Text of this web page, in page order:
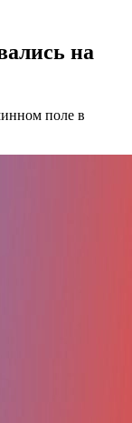
на
поле в